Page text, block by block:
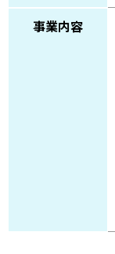
事業内容